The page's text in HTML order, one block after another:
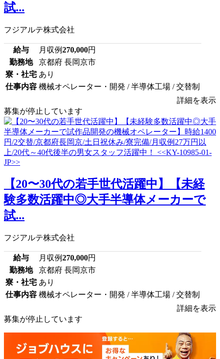
試...
フジアルテ株式会社
給与 月収例270,000円
勤務地
京都府 長岡京市
寮・社宅 あり
仕事内容 機械オペレーター・開発 / 半導体工場 / 交替制
詳細を表示
募集が停止しています
【20〜30代の若手世代活躍中】【未経
験多数活躍中◎大手半導体メーカーで
試...
フジアルテ株式会社
給与 月収例270,000円
勤務地
京都府 長岡京市
寮・社宅 あり
仕事内容 機械オペレーター・開発 / 半導体工場 / 交替制
詳細を表示
募集が停止しています